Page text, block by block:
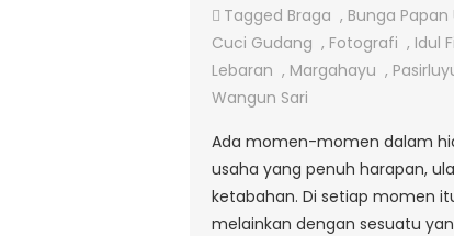
Tagged Braga , Bunga Papan
Cuci Gudang , Fotografi , Idul
Lebaran , Margahayu ,
Wangun Sari
Ada momen-momen dalam
usaha yang penuh harapan,
ketabahan. Di setiap momen
melainkan dengan sesuatu